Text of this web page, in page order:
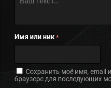
Имя или ник *
Сохранить моё имя, email
браузере для последующих